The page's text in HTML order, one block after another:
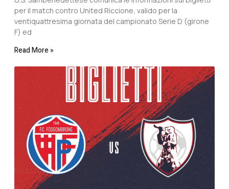
per il match contro United Riccione, valido per la
ventiquattresima giornata del campionato Serie D (girone
F) ed
Read More »